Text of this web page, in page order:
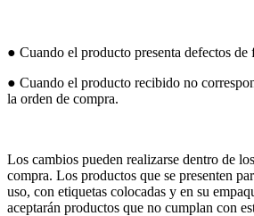
● Cuando el producto presenta defectos de
● Cuando el producto recibido no
la orden de compra.
Los cambios pueden realizarse dentro de
compra. Los productos que se presenten
uso, con etiquetas colocadas y en su
aceptarán productos que no cumplan con